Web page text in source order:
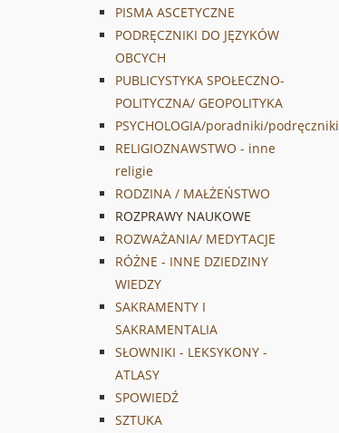
PISMA ASCETYCZNE
PODRĘCZNIKI DO JĘZYKÓW
OBCYCH
PUBLICYSTYKA SPOŁECZNO-
POLITYCZNA/ GEOPOLITYKA
PSYCHOLOGIA/poradniki/podręczniki
RELIGIOZNAWSTWO - inne
religie
RODZINA / MAŁŻEŃSTWO
ROZPRAWY NAUKOWE
ROZWAŻANIA/ MEDYTACJE
RÓŻNE - INNE DZIEDZINY
WIEDZY
SAKRAMENTY I
SAKRAMENTALIA
SŁOWNIKI - LEKSYKONY -
ATLASY
SPOWIEDŹ
SZTUKA